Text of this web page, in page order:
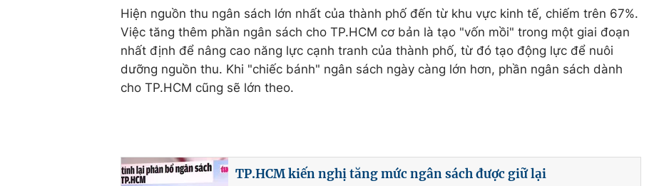
Hiện nguồn thu ngân sách lớn nhất của thành phố đến từ khu vực kinh tế, chiếm trên 67%.
Việc tăng thêm phần ngân sách cho TP.HCM cơ bản là tạo "vốn mồi" trong một giai đoạn
nhất định để nâng cao năng lực cạnh tranh của thành phố, từ đó tạo động lực để nuôi
dưỡng nguồn thu. Khi "chiếc bánh" ngân sách ngày càng lớn hơn, phần ngân sách dành
cho TP.HCM cũng sẽ lớn theo.
TP.HCM kiến nghị tăng mức ngân sách được giữ lại